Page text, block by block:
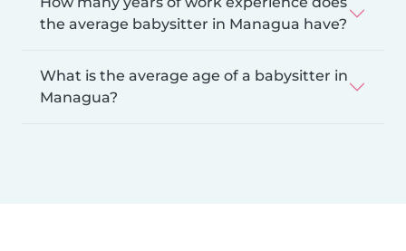
the average babysitter in Managua have?
What is the average age of a babysitter in
Managua?